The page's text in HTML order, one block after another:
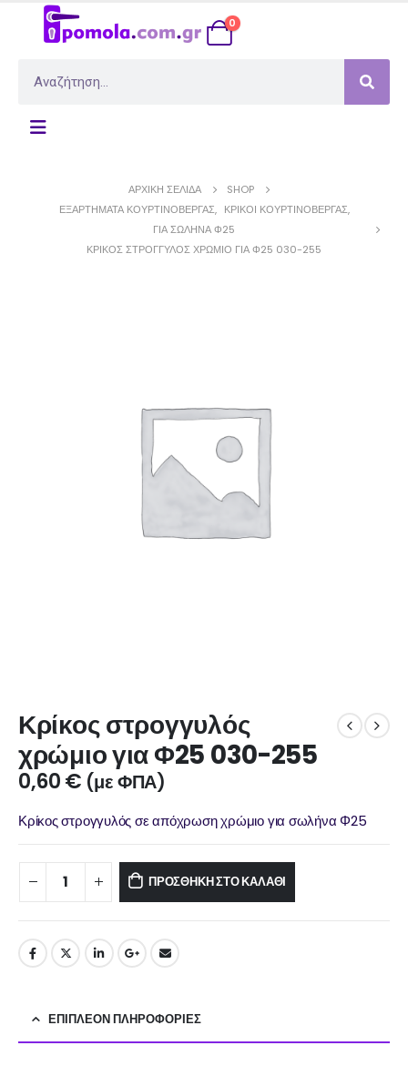
0
ΑΡΧΙΚΉ ΣΕΛΊΔΑ
SHOP
ΕΞΑΡΤΉΜΑΤΑ ΚΟΥΡΤΙΝΌΒΕΡΓΑΣ, ΚΡΊΚΟΙ ΚΟΥΡΤΙΝΌΒΕΡΓΑΣ,
ΓΙΑ ΣΩΛΉΝΑ Φ25
ΚΡΊΚΟΣ ΣΤΡΟΓΓΥΛΌΣ ΧΡΏΜΙΟ ΓΙΑ Φ25 030-255
Κρίκος στρογγυλός
χρώμιο για Φ25 030-255
0,60€ (με ΦΠΑ)
Κρίκος στρογγυλός σε απόχρωση χρώμιο για σωλήνα Φ25
ΠΡΟΣΘΉΚΗ ΣΤΟ ΚΑΛΆΘΙ
ΕΠΙΠΛΈΟΝ ΠΛΗΡΟΦΟΡΊΕΣ